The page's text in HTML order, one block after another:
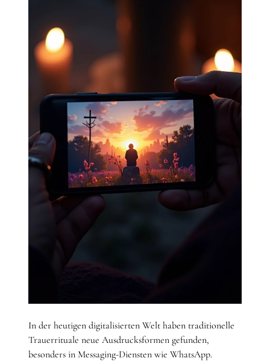
In der heutigen digitalisierten Welt haben traditionelle
Trauerrituale neue Ausdrucksformen gefunden,
besonders in Messaging-Diensten wie WhatsApp.